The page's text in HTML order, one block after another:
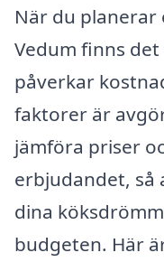
När du planerar
Vedum finns
påverkar
faktorer är
jämföra priser
erbjudandet, så
dina
budgeten. Här